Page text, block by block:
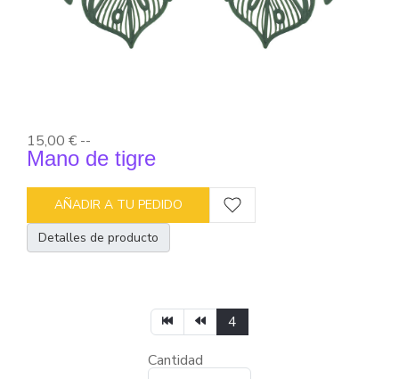
15,00 € --
Mano de tigre
AÑADIR A TU PEDIDO
Detalles de producto
Cantidad
4